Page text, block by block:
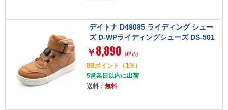
デイトナ D49085 ライディング シュー
ズ D-WPライディングシューズ DS-501
ブラウン 26.0cm
￥ 8,890 (税込)
88ポイント （1%）
5営業日以内に出荷
送料： 無料